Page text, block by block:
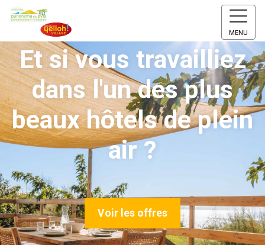
MENU
Et si vous travailliez
dans l'un des plus
beaux hôtels de plein
air ?
Voir les offres